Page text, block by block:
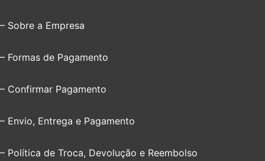
– Sobre a Empresa
– Formas de Pagamento
– Confirmar Pagamento
– Envio, Entrega e Pagamento
– Política de Troca, Devolução e Reembolso